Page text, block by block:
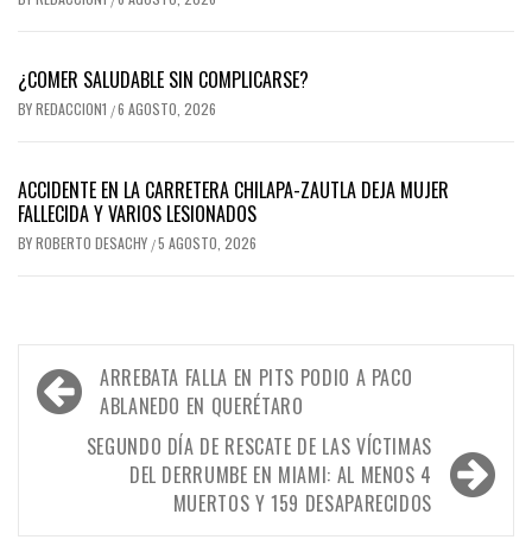
¿COMER SALUDABLE SIN COMPLICARSE?
BYREDACCION1 /6 AGOSTO, 2026
ACCIDENTE EN LA CARRETERA CHILAPA-ZAUTLA DEJA MUJER
FALLECIDA Y VARIOS LESIONADOS
BYROBERTO DESACHY /5 AGOSTO, 2026
Navegación
de
entradas
ARREBATA FALLA EN PITS PODIO A PACO
ABLANEDO EN QUERÉTARO
SEGUNDO DÍA DE RESCATE DE LAS VÍCTIMAS
DEL DERRUMBE EN MIAMI: AL MENOS 4
MUERTOS Y 159 DESAPARECIDOS